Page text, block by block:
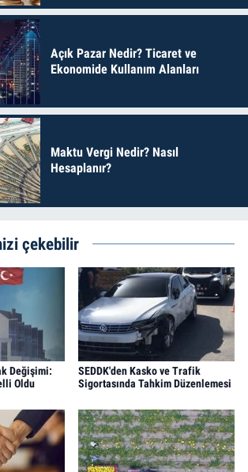
Açık Pazar Nedir? Ticaret ve
Ekonomide Kullanım Alanları
Maktu Vergi Nedir? Nasıl
Hesaplanır?
çekebilir
Değişimi:
Oldu
SEDDK'den Kasko ve Trafik
Sigortasında Tahkim Düzenlemesi